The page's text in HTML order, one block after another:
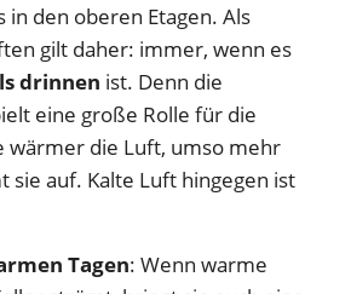
den oberen Etagen. Als
gilt daher: immer, wenn es
drinnen ist. Denn die
eine große Rolle für die
wärmer die Luft, umso mehr
sie auf. Kalte Luft hingegen ist
Tagen: Wenn warme